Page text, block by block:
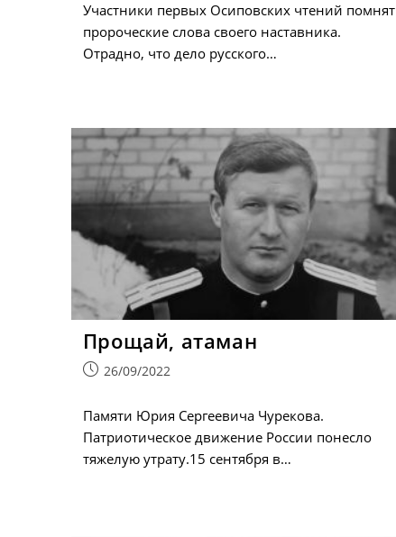
Участники первых Осиповских чтений помнят
пророческие слова своего наставника.
Отрадно, что дело русского…
Прощай, атаман
Запись26/09/2022
Памяти Юрия Сергеевича Чурекова.
Патриотическое движение России понесло
тяжелую утрату.15 сентября в…